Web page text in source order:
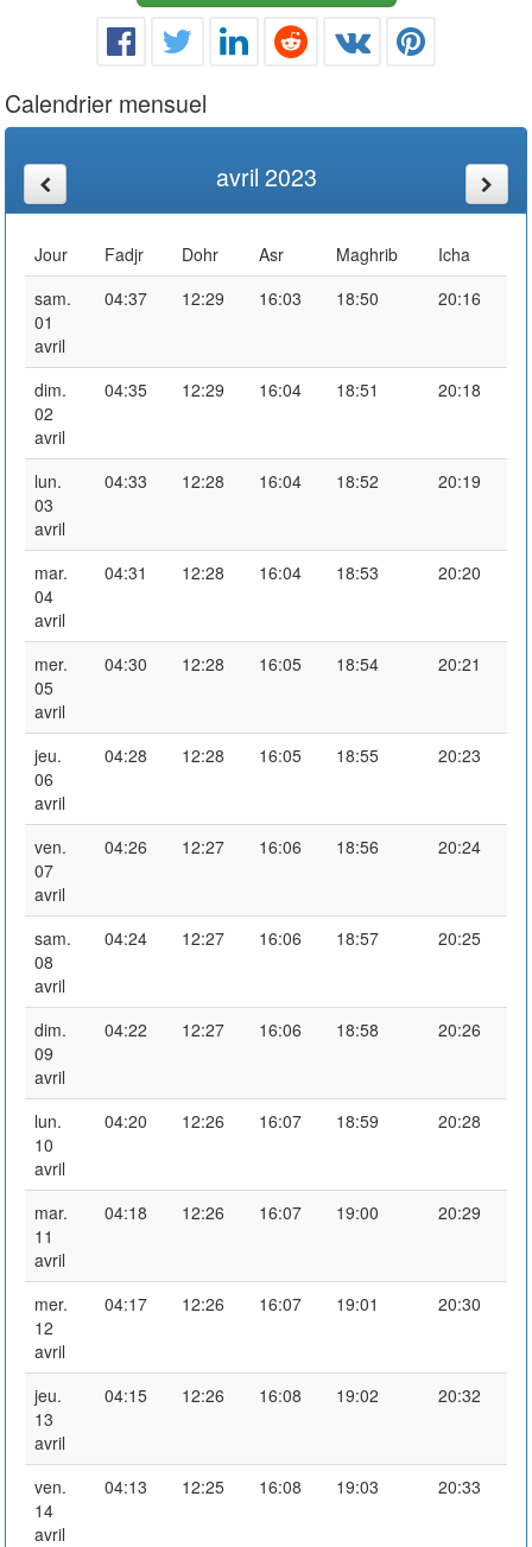
Calendrier mensuel
avril 2023
Jour Fadjr Dohr Asr Maghrib
Icha
sam.
01
avril
04:37 12:29 16:03 18:50 20:16
dim.
02
avril
04:35 12:29 16:04 18:51 20:18
lun.
03
avril
04:33 12:28 16:04 18:52 20:19
mar.
04
avril
04:31 12:28 16:04 18:53 20:20
mer.
05
avril
04:30 12:28 16:05 18:54 20:21
jeu.
06
avril
04:28 12:28 16:05 18:55 20:23
ven.
07
avril
04:26 12:27 16:06 18:56 20:24
sam.
08
avril
04:24 12:27 16:06 18:57 20:25
dim.
09
avril
04:22 12:27 16:06 18:58 20:26
lun.
10
avril
04:20 12:26 16:07 18:59 20:28
mar.
11
avril
04:18 12:26 16:07 19:00 20:29
mer.
12
avril
04:17 12:26 16:07 19:01 20:30
jeu.
13
avril
04:15 12:26 16:08 19:02 20:32
ven.
14
avril
04:13 12:25 16:08 19:03 20:33